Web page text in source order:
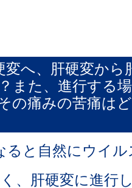
変へ、肝硬変から
また、進行する
の痛みの苦痛は
ると自然にウイ
、肝硬変に進行